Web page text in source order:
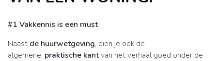
#1 Vakkennis is een must
Naast de huurwetgeving, dien je ook de
algemene, praktische kantvan het verhaal goed onder de